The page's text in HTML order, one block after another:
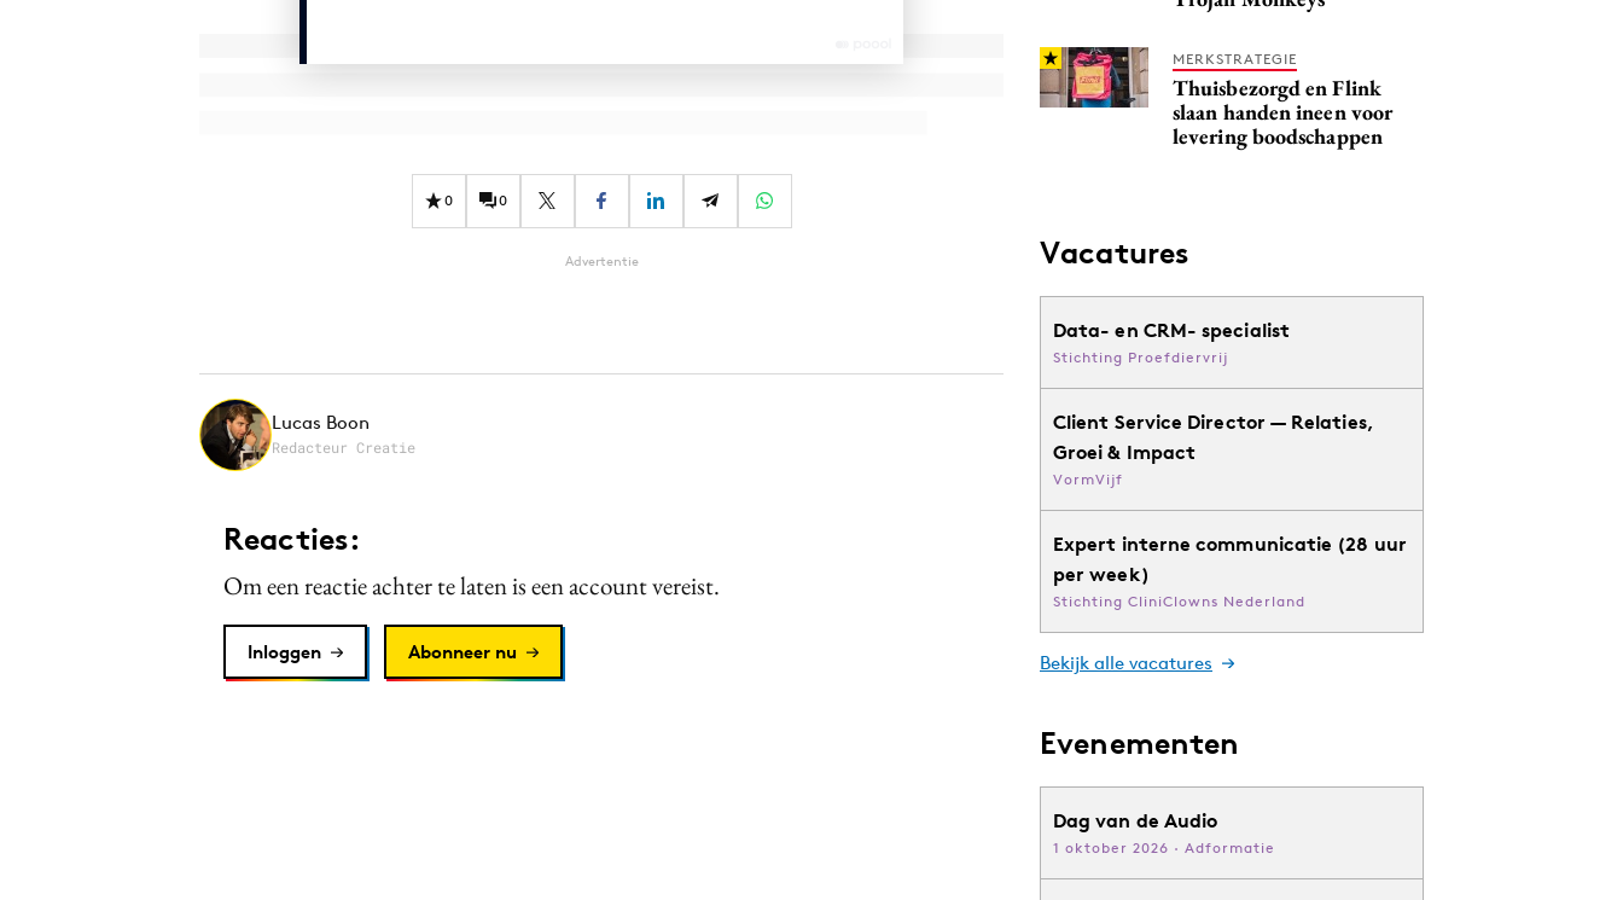
0 0
Advertentie
Lucas Boon
Redacteur Creatie
Reacties:
Om een reactie achter te laten is een account vereist.
Inloggen Abonneer nu
MERKSTRATEGIE
Thuisbezorgd en Flink
slaan handen ineen voor
levering boodschappen
Vacatures
Data- en CRM- specialist
Stichting Proefdiervrij
Client Service Director — Relaties,
Groei & Impact
VormVijf
Expert interne communicatie (28 uur
per week)
Stichting CliniClowns Nederland
Bekijk alle vacatures
Evenementen
Dag van de Audio
1 oktober 2026 · Adformatie